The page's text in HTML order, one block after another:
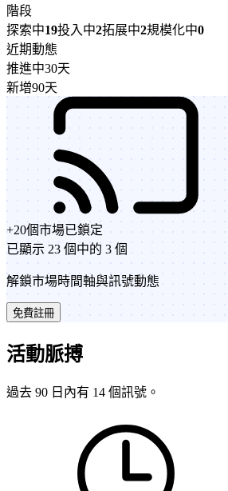
階段
探索中19投入中2拓展中2規模化中0
近期動態
推進中30天
新增90天
+20個市場已鎖定
已顯示 23 個中的 3 個
解鎖市場時間軸與訊號動態
免費註冊
活動脈搏
過去 90 日內有 14 個訊號。